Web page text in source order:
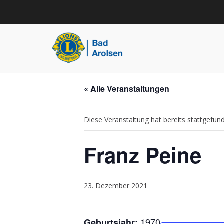
springen
« Alle Veranstaltungen
Diese Veranstaltung hat bereits
Franz Peine
23. Dezember 2021